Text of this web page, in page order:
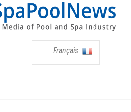
Français